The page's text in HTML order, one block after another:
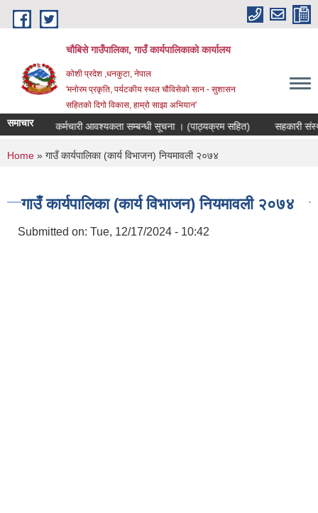
Skip to main content
चौबिसे गाउँपालिका, गाउँ कार्यपालिकाको कार्यालय
कोशी प्रदेश ,धनकुटा, नेपाल
'मनोरम प्रकृति, पर्यटकीय स्थल चौविसेको सान - सुशासन
सहितको दिगो विकास, हाम्रो साझा अभियान'
समाचारपदमा कर्मचारी आवश्यकता सम्बन्धी सूचना । (पाठ्यक्रम सहित) सहकारी
You are here
Home » गाउँ कार्यपालिका (कार्य विभाजन) नियमावली २०७४
गाउँ कार्यपालिका (कार्य विभाजन) नियमावली २०७४
Submitted on: Tue, 12/17/2024 - 10:42